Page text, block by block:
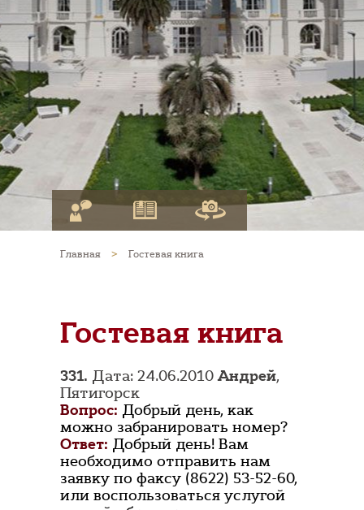
Главная > Гостевая книга
Гостевая книга
331. Дата: 24.06.2010Андрей,
Пятигорск
Вопрос: Добрый день, как
можно забранировать номер?
Ответ: Добрый день! Вам
необходимо отправить нам
заявку по факсу (8622) 53-52-60,
или воспользоваться услугой